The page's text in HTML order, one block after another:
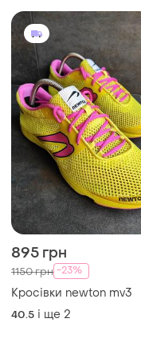
895 грн
1150 грн -23%
Кросівки newton mv3
40.5 і ще 2